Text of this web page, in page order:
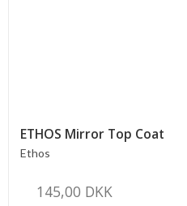
ETHOS Mirror Top Coat
Ethos
145,00 DKK